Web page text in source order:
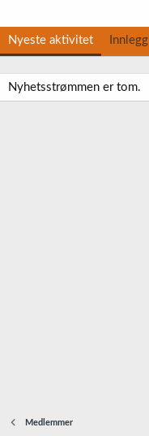
Nyeste aktivitet Innlegg
Nyhetsstrømmen er tom.
Medlemmer